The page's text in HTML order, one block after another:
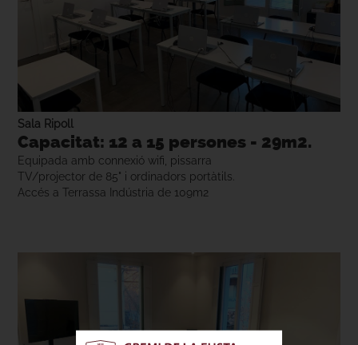
Sala Ripoll
Capacitat: 12 a 15 persones - 29m2.
Equipada amb connexió wifi, pissarra
TV/projector de 85" i ordinadors portàtils.
Accés a Terrassa Indústria de 109m2